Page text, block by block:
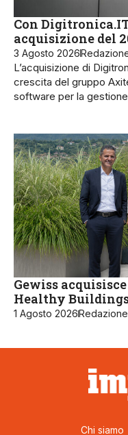
Con
acquisizione del
3 Agosto 2026
L’acquisizione di
crescita del gruppo
software per la
Gewiss
Healthy
1 Agosto 2026
Chi siamo